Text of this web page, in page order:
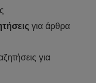
για άρθρα
για